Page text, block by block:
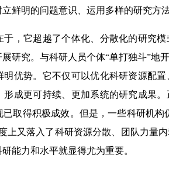
鲜明的问题意识、运用多样的研究方
它超越了个体化、分散化的研究模
研究。与科研人员个体“单打独斗”地
明优势。它不仅可以优化科研资源配
形成更可持续、更加系统的研究成果
取得积极成效。但是，一些科研机构
上又落入了科研资源分散、团队力量
能力和水平就显得尤为重要。